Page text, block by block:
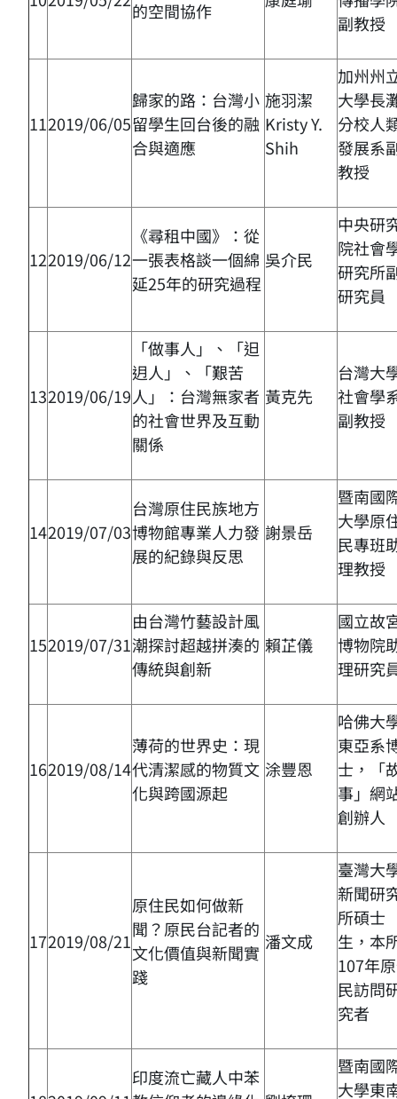
的空間協作
副教授
112019/06/05
歸家的路：台灣小
留學生回台後的融
合與適應
施羽潔
Kristy Y.
Shih
加州州
大學長
分校人
發展系
教授
122019/06/12
《尋租中國》：從
一張表格談一個綿
延25年的研究過程
吳介民
中央研
院社會
研究所
研究員
132019/06/19
「做事人」、「𨑨
迌人」、「艱苦
人」：台灣無家者
的社會世界及互動
關係
黃克先
台灣大
社會學
副教授
142019/07/03
台灣原住民族地方
博物館專業人力發
展的紀錄與反思
謝景岳
暨南國
大學原
民專班
理教授
152019/07/31
由台灣竹藝設計風
潮探討超越拼湊的
傳統與創新
賴芷儀
國立故
博物院
理研究
162019/08/14
薄荷的世界史：現
代清潔感的物質文
化與跨國源起
涂豐恩
哈佛大
東亞系
士，「
事」網
創辦人
172019/08/21
原住民如何做新
聞？原民台記者的
文化價值與新聞實
踐
潘文成
臺灣大
新聞研
所碩士
生，本
107年
民訪問
究者
印度流亡藏人中苯
暨南國
大學東